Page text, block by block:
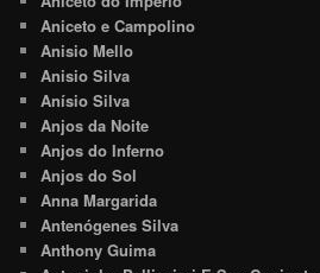
Aniceto e Campolino
Anisio Mello
Anisio Silva
Anísio Silva
Anjos da Noite
Anjos do Inferno
Anjos do Sol
Anna Margarida
Antenógenes Silva
Anthony Guima